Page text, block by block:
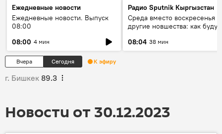
Ежедневные новости
Ежедневные новости. Выпуск
08:00
08:00 4 мин
Радио Sputnik Кыргызстан
Среда вместо воскресенья и
другие новшества: как будут
08:04 38 мин
Вчера Сегодня К эфиру
г. Бишкек 89.3
Новости от 30.12.2023